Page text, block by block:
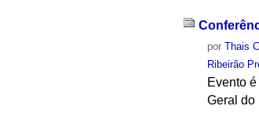
porThais
Ribeirão
Evento
Geral do